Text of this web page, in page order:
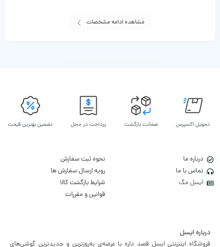
مشاهده ادامه مشخصات
تحویل اکسپرس ضمانت بازگشت پرداخت در محل تضمین بهترین قیمت
درباره ما
تماس با ما
ایسل مگ
نحوه ثبت سفارش
رویه ارسال سفارش ها
شرایط بازگشت کالا
قوانین و مقررات
درباره ایسل
فروشگاه اینترنتی ایسل قصد داره با عرضه‌ی به‌روزترین و جدیدترین گوشی‌های